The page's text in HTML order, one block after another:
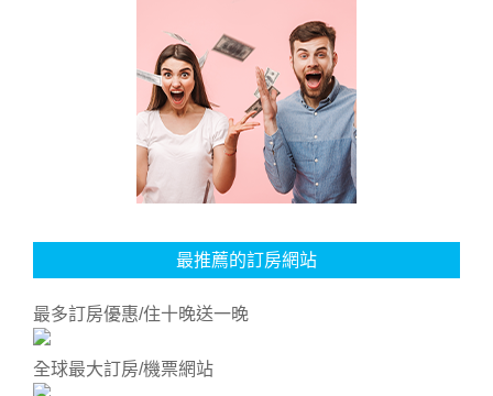
最推薦的訂房網站
最多訂房優惠/住十晚送一晚
全球最大訂房/機票網站